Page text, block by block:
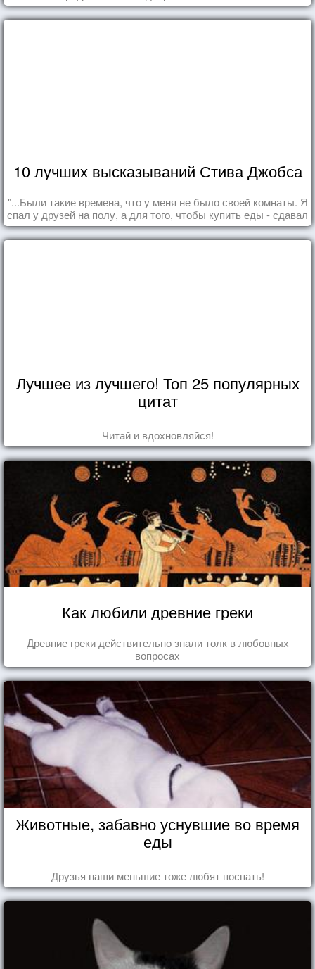
10 лучших высказываний Стива Джобса
"...Были такие времена, что у меня не было своей комнаты. Я
спал у друзей на полу, а для того, чтобы купить еды - сдавал
бутылки из под кока-колы"
Лучшее из лучшего! Топ 25 популярных
цитат
Читай и вдохновляйся!
Как любили древние греки
Древние греки действительно знали толк в любовных
вопросах
Животные, забавно уснувшие во время
еды
Друзья наши меньшие тоже любят поспать!